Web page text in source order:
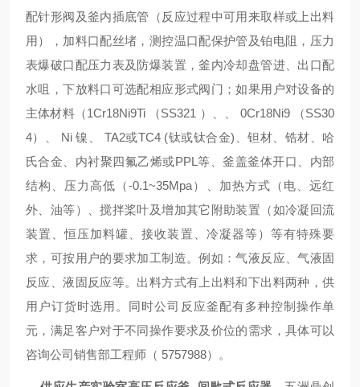
配针形阀及釜内插底管（反应过程中可用来取样或上出料
用），加料口配丝堵，测控温口配保护管及铂电阻，压力
表爆破口配压力表及防爆装置，釜内冷却盘管进、出口配
水咀，下放料口可选配相应形式阀门；如果用户对设备的
主体材料（1Cr18Ni9Ti （SS321 ）、、 0Cr18Ni9 （SS30
4）、 Ni 镍、 TA2或TC4 (钛或钛合金)、钽材、锆材、哈
氏合金、内衬聚四氟乙烯或PPL等、釜盖釜体开口、内部
结构、压力高低（-0.1~35Mpa）、加热方式（电、远红
外、油等）、搅拌桨叶及增加其它附助装置（如冷凝回流
装置、恒压加料罐、接收装置、冷凝器等）等有特殊要
求，可按用户的要求加工制造。例如：气液反应、气液固
反应、液固反应等。出料方式有上出料和下出料两种，供
用户订货时选用。同时公司反应釜配有多种控制操作单
元，满足客户对于不同操作要求及价位的需求，具体可以
咨询公司销售部工程师（ 5757988）。